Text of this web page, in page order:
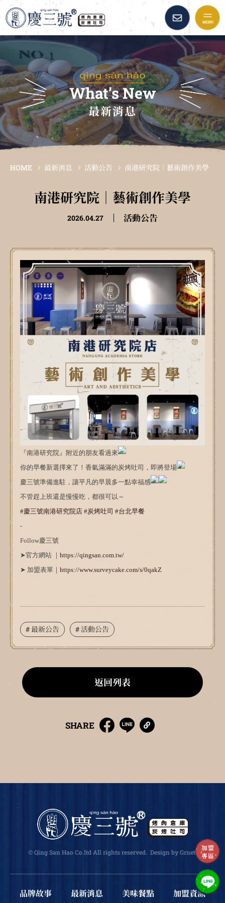
慶三號倉庫烤肉早午餐::
品牌故事
最新消息
美味餐點
倉庫精選
What’s New
最新消息
HOME 最新消息 活動公告 南港研究院｜藝術創作美學
南港研究院｜藝術創作美學
2026.04.27 活動公告
『南港研究院』附近的朋友看過來
你的早餐新選擇來了！香氣滿滿的炭烤吐司，即將登場
慶三號準備進駐，讓平凡的早晨多一點幸福感
不管趕上班還是慢慢吃，都很可以～
#慶三號南港研究院店 #炭烤吐司 #台北早餐
-
Follow慶三號
➤官方網站 ｜ https://qingsan.com.tw/
➤ 加盟表單｜ https://www.surveycake.com/s/0qakZ
# 最新公告 # 活動公告
返回列表
SHARE
加盟
專區
© Qing San Hao Co.ltd All rights reserved. Design by Grnet.
品牌故事 最新消息 美味餐點 加盟資訊